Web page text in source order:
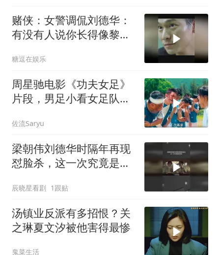
赌侠：女警调侃刘德华：
有没有人说你长得像黎
糖逗在娱乐
周星驰电影《功夫女足》
片段，男足小看女足队
佐流Saryu
梁朝伟刘德华时隔年再现
怼脸杀，这一次究竟是敌
辰晓星看剧 1跟贴
汤镇业反派有多招恨？关
之琳夏文汐被他害得最惨
鬼菜生活